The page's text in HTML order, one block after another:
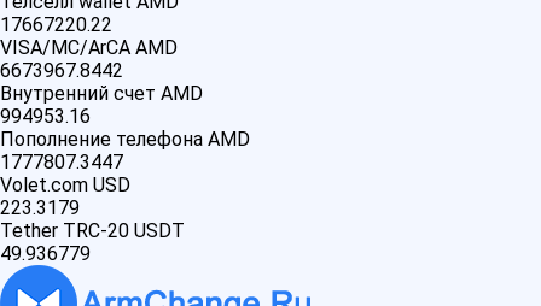
17667220.22
VISA/MC/ArCA AMD
6673967.8442
Внутренний счет AMD
994953.16
Пополнение телефона AMD
1777807.3447
Volet.com USD
223.3179
Tether TRC-20 USDT
49.936779